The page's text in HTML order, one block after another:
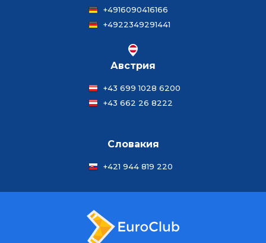
+4916090416166
+4922349291441
Австрия
+43 699 1028 6200
+43 662 26 8222
Словакия
+421 944 819 220